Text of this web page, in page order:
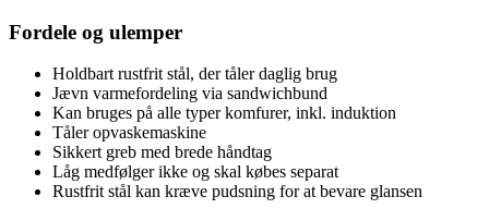
Fordele og ulemper
Holdbart rustfrit stål, der tåler daglig brug
Jævn varmefordeling via sandwichbund
Kan bruges på alle typer komfurer, inkl. induktion
Tåler opvaskemaskine
Sikkert greb med brede håndtag
Låg medfølger ikke og skal købes separat
Rustfrit stål kan kræve pudsning for at bevare glansen